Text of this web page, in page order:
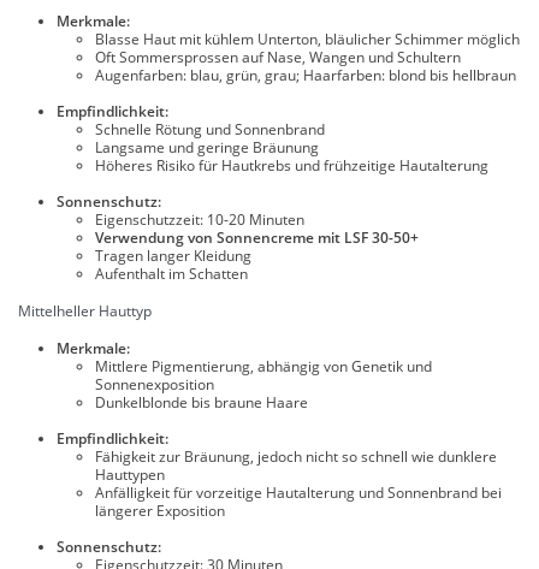
Merkmale:
Blasse Haut mit kühlem Unterton, bläulicher Schimmer möglich
Oft Sommersprossen auf Nase, Wangen und Schultern
Augenfarben: blau, grün, grau; Haarfarben: blond bis hellbraun
Empfindlichkeit:
Schnelle Rötung und Sonnenbrand
Langsame und geringe Bräunung
Höheres Risiko für Hautkrebs und frühzeitige Hautalterung
Sonnenschutz:
Eigenschutzzeit: 10-20 Minuten
Verwendung von Sonnencreme mit LSF 30-50+
Tragen langer Kleidung
Aufenthalt im Schatten
Mittelheller Hauttyp
Merkmale:
Mittlere Pigmentierung, abhängig von Genetik und
Sonnenexposition
Dunkelblonde bis braune Haare
Empfindlichkeit:
Fähigkeit zur Bräunung, jedoch nicht so schnell wie dunklere
Hauttypen
Anfälligkeit für vorzeitige Hautalterung und Sonnenbrand bei
längerer Exposition
Sonnenschutz:
Eigenschutzzeit: 30 Minuten